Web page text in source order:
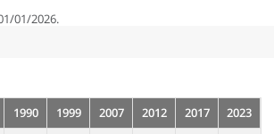
01/2026.
1990 1999 2007 2012 2017
2023